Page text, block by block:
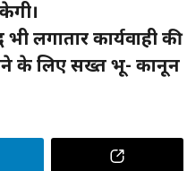
लगातार कार्यवाही की
के लिए सख्त भू- कानून